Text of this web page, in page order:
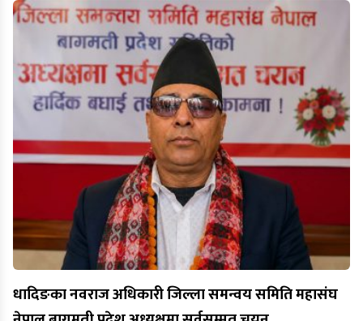
धादिङका नवराज अधिकारी जिल्ला समन्वय समिति महासंघ